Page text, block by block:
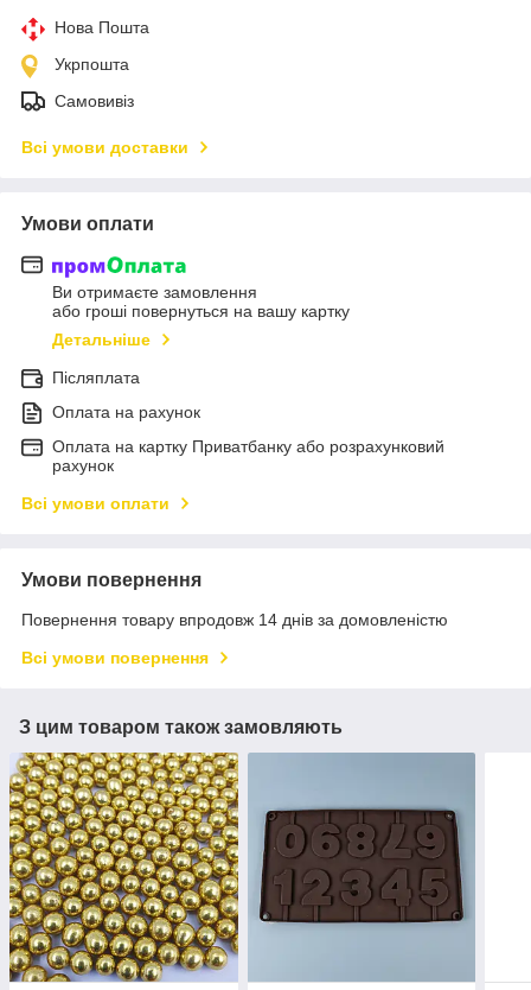
Нова Пошта
Укрпошта
Самовивіз
Всі умови доставки
Умови оплати
Ви отримаєте замовлення
або гроші повернуться на вашу картку
Детальніше
Післяплата
Оплата на рахунок
Оплата на картку Приватбанку або розрахунковий
рахунок
Всі умови оплати
Умови повернення
Повернення товару впродовж 14 днів за домовленістю
Всі умови повернення
З цим товаром також замовляють